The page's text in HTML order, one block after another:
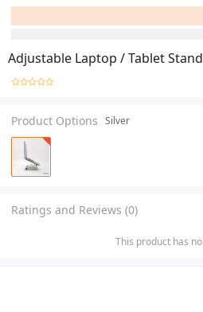
Adjustable Laptop / Tablet Stand
Product Options Silver
Ratings and Reviews (0)
This product has